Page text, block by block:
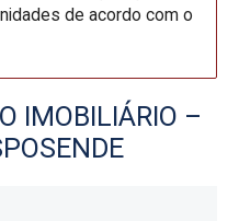
de acordo com o
IMOBILIÁRIO –